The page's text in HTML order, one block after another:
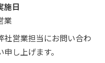
施日
業
社営業担当にお問い合わ
し上げます。